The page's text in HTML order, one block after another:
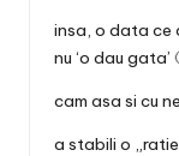
insa, o data ce
nu ‘o dau gata’
cam asa si cu
a stabili o